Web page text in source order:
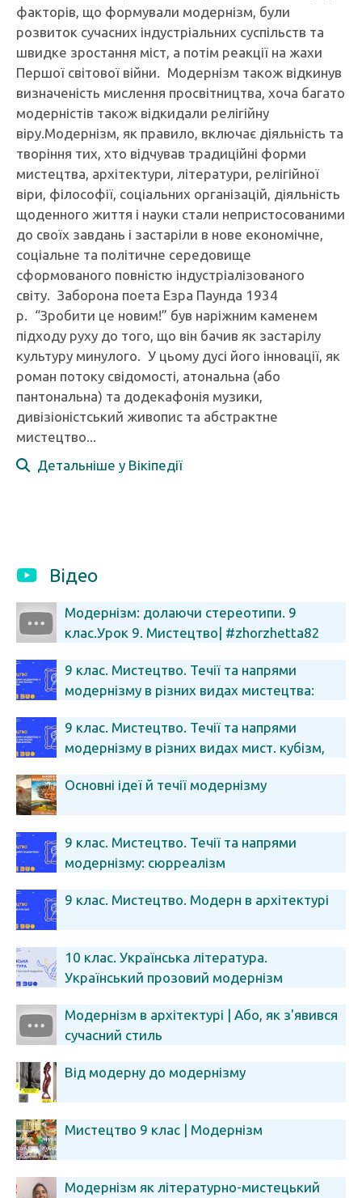
факторів, що формували модернізм, були
розвиток сучасних індустріальних суспільств та
швидке зростання міст, а потім реакції на жахи
Першої світової війни. Модернізм також відкинув
визначеність мислення просвітництва, хоча багато
модерністів також відкидали релігійну
віру.Модернізм, як правило, включає діяльність та
творіння тих, хто відчував традиційні форми
мистецтва, архітектури, літератури, релігійної
віри, філософії, соціальних організацій, діяльність
щоденного життя і науки стали непристосованими
до своїх завдань і застаріли в нове економічне,
соціальне та політичне середовище
сформованого повністю індустріалізованого
світу. Заборона поета Езра Паунда 1934
р. “Зробити це новим!” був наріжним каменем
підходу руху до того, що він бачив як застарілу
культуру минулого. У цьому дусі його інновації, як
роман потоку свідомості, атональна (або
пантональна) та додекафонія музики,
дивізіоністський живопис та абстрактне
мистецтво...
Детальніше у Вікіпедії
Відео
Модернізм: долаючи стереотипи. 9
клас.Урок 9. Мистецтво| #zhorzhetta82
9 клас. Мистецтво. Течії та напрями
модернізму в різних видах мистецтва:
9 клас. Мистецтво. Течії та напрями
модернізму в різних видах мист. кубізм,
Основні ідеї й течії модернізму
9 клас. Мистецтво. Течії та напрями
модернізму: сюрреалізм
9 клас. Мистецтво. Модерн в архітектурі
10 клас. Українська література.
Український прозовий модернізм
Модернізм в архітектурі | Або, як з'явився
сучасний стиль
Від модерну до модернізму
Мистецтво 9 клас | Модернізм
Модернізм як літературно-мистецький